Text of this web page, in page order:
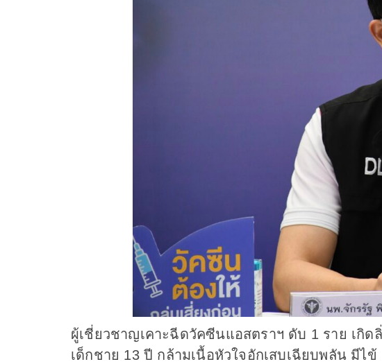
ผู้เชี่ยวชาญเคาะฉีดวัคซีนแอสตราฯ ดับ 1 ราย เกิด
เด็กชาย 13 ปี กล้ามเนื้อหัวใจอักเสบเฉียบพลัน มีไ